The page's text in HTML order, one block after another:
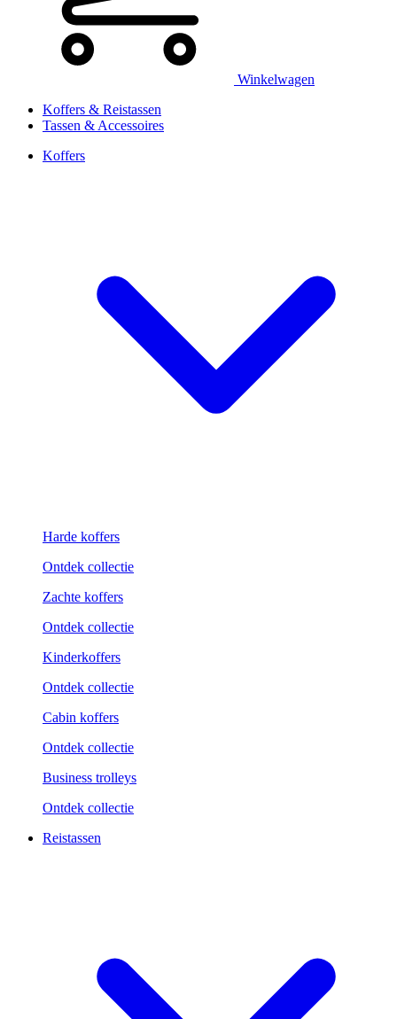
Winkelwagen
Koffers & Reistassen
Tassen & Accessoires
Koffers
Harde koffers
Ontdek collectie
Zachte koffers
Ontdek collectie
Kinderkoffers
Ontdek collectie
Cabin koffers
Ontdek collectie
Business trolleys
Ontdek collectie
Reistassen